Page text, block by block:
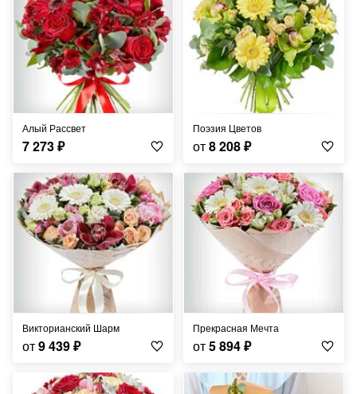
Алый Рассвет
7 273₽
Поэзия Цветов
от8 208₽
Викторианский Шарм
от9 439₽
Прекрасная Мечта
от5 894₽